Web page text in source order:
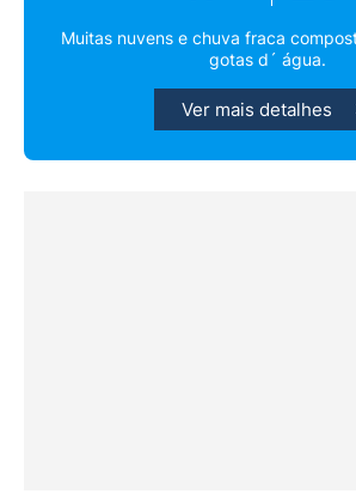
Muitas nuvens e chuva fraca
gotas d´ água.
Ver mais detalhes